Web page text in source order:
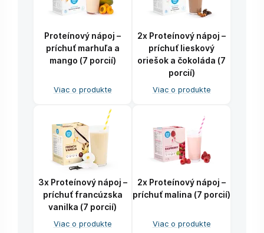
Proteínový nápoj –
príchuť marhuľa a
mango (7 porcií)
Viac o produkte
2x Proteínový nápoj –
príchuť lieskový
oriešok a čokoláda (7
porcií)
Viac o produkte
3x Proteínový nápoj –
príchuť francúzska
vanilka (7 porcií)
Viac o produkte
2x Proteínový nápoj –
príchuť malina (7 porcií)
Viac o produkte